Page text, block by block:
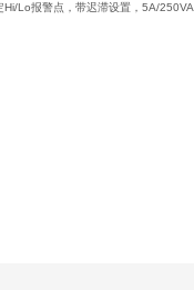
Hi/Lo报警点，带迟滞设置，5A/